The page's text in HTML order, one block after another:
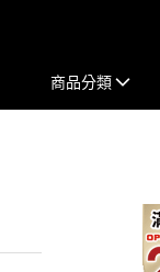
商品分類